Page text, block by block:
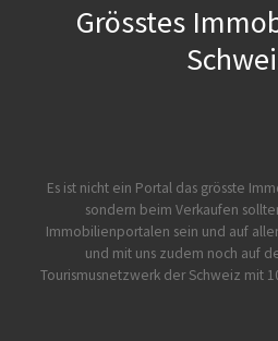
Grösstes
Es ist nicht ein Portal das grösste
sondern beim Verkaufen
Immobilienportalen sein und auf
und mit uns zudem noch auf
Tourismusnetzwerk der Schweiz mit